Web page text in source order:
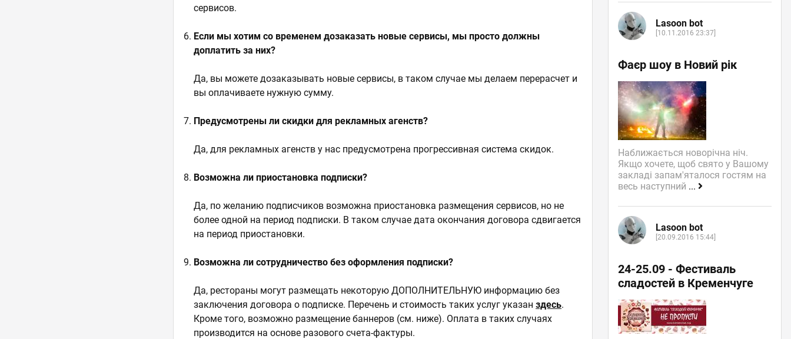
сервисов.
Если мы хотим со временем дозаказать новые сервисы, мы просто должны
доплатить за них?
Да, вы можете дозаказывать новые сервисы, в таком случае мы делаем перерасчет и
вы оплачиваете нужную сумму.
Предусмотрены ли скидки для рекламных агенств?
Да, для рекламных агенств у нас предусмотрена прогрессивная система скидок.
Возможна ли приостановка подписки?
Да, по желанию подписчиков возможна приостановка размещения сервисов, но не
более одной на период подписки. В таком случае дата окончания договора сдвигается
на период приостановки.
Возможна ли сотрудничество без оформления подписки?
Да, рестораны могут размещать некоторую ДОПОЛНИТЕЛЬНУЮ информацию без
заключения договора о подписке. Перечень и стоимость таких услуг указанздесь.
Кроме того, возможно размещение баннеров (см. ниже). Оплата в таких случаях
производится на основе разового счета-фактуры.
Lasoon bot
[10.11.2016 23:37]
Фаєр шоу в Новий рік
Наближається новорічна ніч.
Якщо хочете, щоб свято у Вашому
закладі запам'яталося гостям на
весь наступний ...
Lasoon bot
[20.09.2016 15:44]
24-25.09 - Фестиваль
сладостей в Кременчуге